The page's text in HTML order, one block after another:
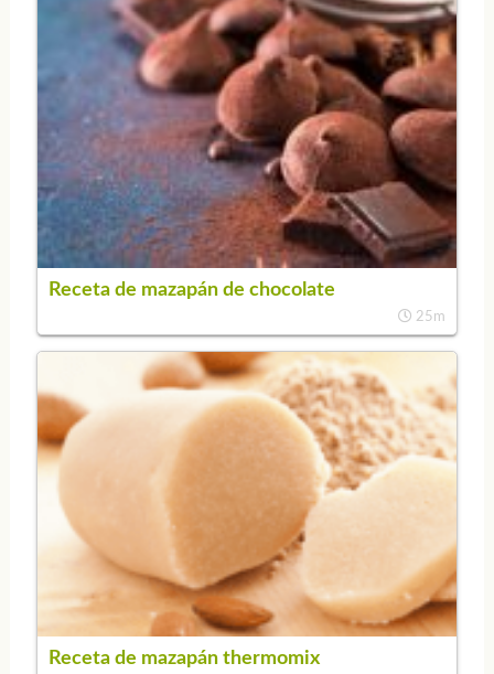
Receta de mazapán de chocolate
25m
Receta de mazapán thermomix